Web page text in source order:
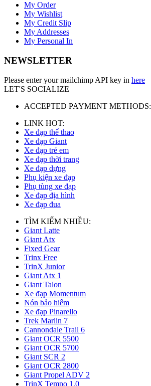
My Order
My Wishlist
My Credit Slip
My Addresses
My Personal In
NEWSLETTER
Please enter your mailchimp API key in here
LET'S SOCIALIZE
ACCEPTED PAYMENT METHODS:
LINK HOT:
Xe đạp thể thao
Xe đạp Giant
Xe đạp trẻ em
Xe đạp thời trang
Xe đạp dựng
Phụ kiện xe đạp
Phụ tùng xe đạp
Xe đạp địa hình
Xe đạp đua
TÌM KIẾM NHIỀU:
Giant Latte
Giant Atx
Fixed Gear
Trinx Free
TrinX Junior
Giant Atx 1
Giant Talon
Xe đạp Momentum
Nón bảo hiểm
Xe đạp Pinarello
Trek Marlin 7
Cannondale Trail 6
Giant OCR 5500
Giant OCR 5700
Giant SCR 2
Giant OCR 2800
Giant Propel ADV 2
TrinX Tempo 1.0